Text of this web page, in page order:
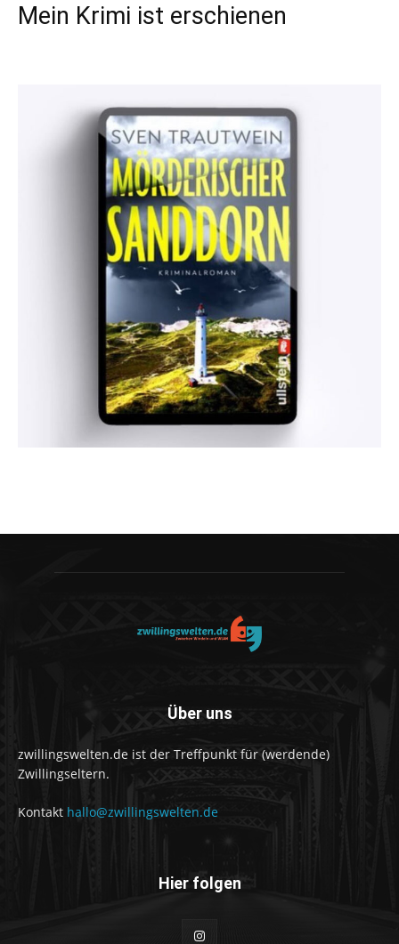
Mein Krimi ist erschienen
Über uns
zwillingswelten.de ist der Treffpunkt für (werdende)
Zwillingseltern.
Kontakt hallo@zwillingswelten.de
Hier folgen